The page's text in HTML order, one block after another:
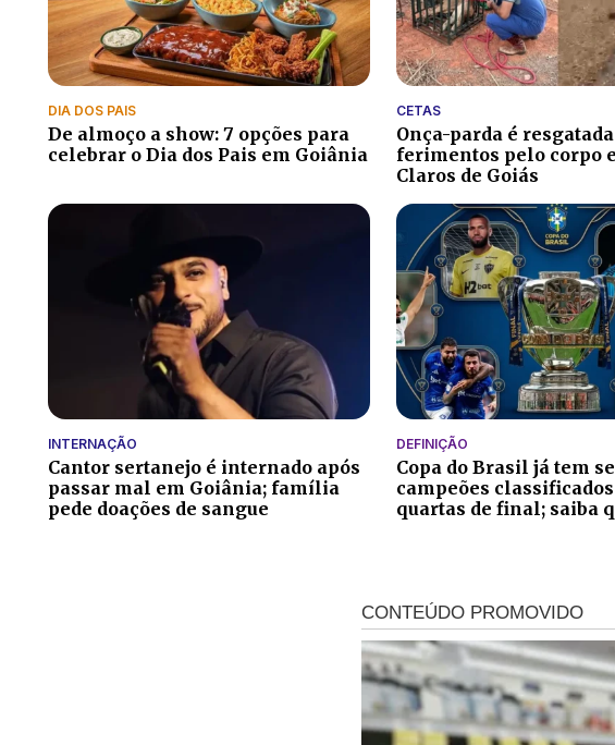
DIA DOS PAIS
De almoço a show: 7 opções para
celebrar o Dia dos Pais em Goiânia
CETAS
Onça-parda é
ferimentos pelo corpo
Claros de Goiás
INTERNAÇÃO
Cantor sertanejo é internado após
passar mal em Goiânia; família
pede doações de sangue
DEFINIÇÃO
Copa do Brasil já tem
campeões
quartas de final; saiba